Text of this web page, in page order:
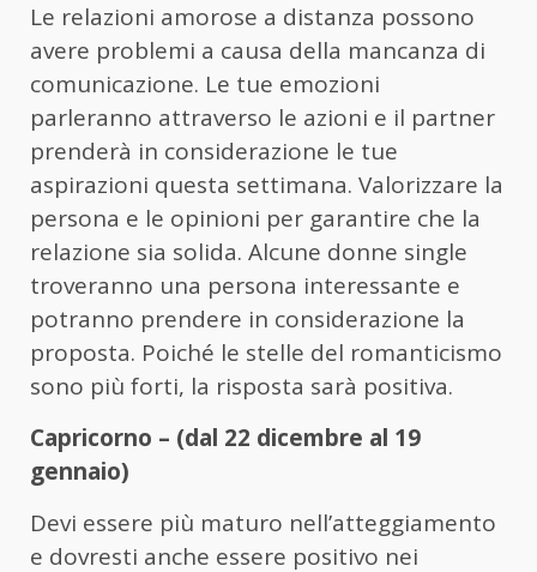
Le relazioni amorose a distanza possono
avere problemi a causa della mancanza di
comunicazione. Le tue emozioni
parleranno attraverso le azioni e il partner
prenderà in considerazione le tue
aspirazioni questa settimana. Valorizzare la
persona e le opinioni per garantire che la
relazione sia solida. Alcune donne single
troveranno una persona interessante e
potranno prendere in considerazione la
proposta. Poiché le stelle del romanticismo
sono più forti, la risposta sarà positiva.
Capricorno – (dal 22 dicembre al 19
gennaio)
Devi essere più maturo nell’atteggiamento
e dovresti anche essere positivo nei